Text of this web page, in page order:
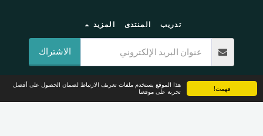
فهمت!
هذا الموقع يستخدم ملفات تعريف الارتباط لضمان الحصول على أفضل
تجربة على موقعنا
تدريب المنتدى المزيد
الاشتراك
حقوق النشر © 2026 جميع الحقوق محفوظة -